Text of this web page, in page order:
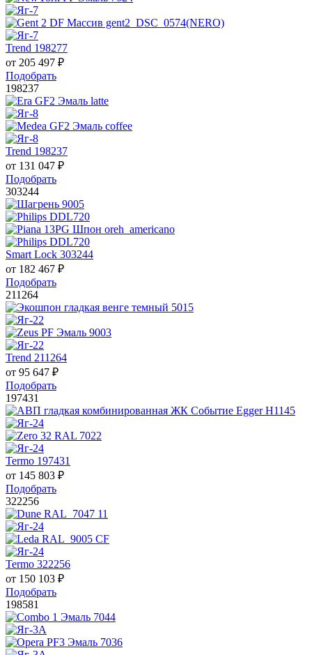
Trend 198277
от 205 497 ₽
Подобрать
198237
Trend 198237
от 131 047 ₽
Подобрать
303244
Smart Lock 303244
от 182 467 ₽
Подобрать
211264
Trend 211264
от 95 647 ₽
Подобрать
197431
Termo 197431
от 145 803 ₽
Подобрать
322256
Termo 322256
от 150 103 ₽
Подобрать
198581